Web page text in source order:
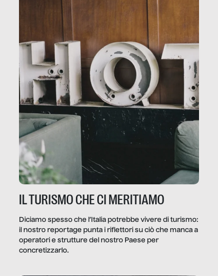
IL TURISMO CHE CI MERITIAMO
Diciamo spesso che l’Italia potrebbe vivere di turismo:
il nostro reportage punta i riflettori su ciò che manca a
operatori e strutture del nostro Paese per
concretizzarlo.